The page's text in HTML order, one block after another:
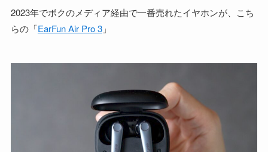
2023年でボクのメディア経由で一番売れたイヤホンが、こち
らの「EarFun Air Pro 3」